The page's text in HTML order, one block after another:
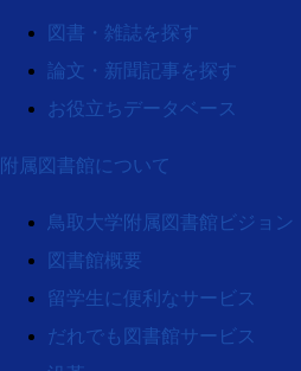
図書・雑誌を探す
論文・新聞記事を探す
お役立ちデータベース
附属図書館について
鳥取大学附属図書館ビジョン
図書館概要
留学生に便利なサービス
だれでも図書館サービス